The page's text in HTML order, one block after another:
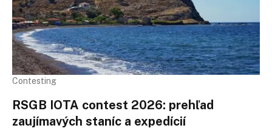
Contesting
RSGB IOTA contest 2026: prehľad
zaujímavých staníc a expedícií